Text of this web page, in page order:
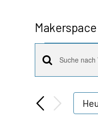
Suche
Bitte
eingeben.
Suche